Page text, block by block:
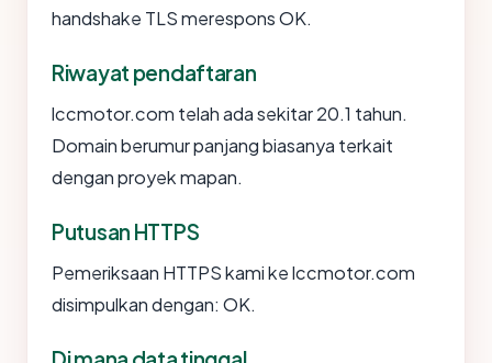
handshake TLS merespons OK.
Riwayat pendaftaran
lccmotor.com telah ada sekitar 20.1 tahun.
Domain berumur panjang biasanya terkait
dengan proyek mapan.
Putusan HTTPS
Pemeriksaan HTTPS kami ke lccmotor.com
disimpulkan dengan: OK.